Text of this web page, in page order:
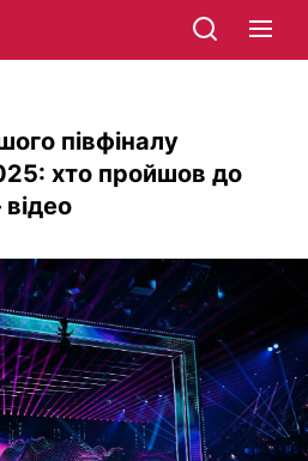
півфіналу
хто пройшов до